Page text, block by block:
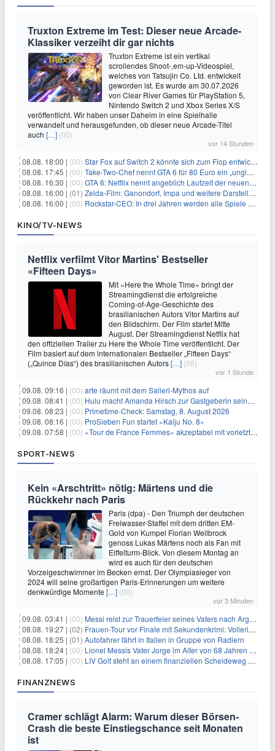
Truxton Extreme im Test: Dieser neue Arcade-
Klassiker verzeiht dir gar nichts
Truxton Extreme ist ein vertikal
scrollendes Shoot-‚em-up-Videospiel,
welches von Tatsujin Co. Ltd. entwickelt
geworden ist. Es wurde am 30.07.2026
von Clear River Games für PlayStation 5,
Nintendo Switch 2 und Xbox Series X/S
veröffentlicht. Wir haben unser Daheim in eine Spielhalle
verwandelt und herausgefunden, ob dieser neue Arcade-Titel
auch […] (00)
vor 14 Stunden
08.08. 18:00 | (00) Star Fox auf Switch 2 könnte sich zum Flop entwickeln
08.08. 17:45 | (00) Take-Two-Chef nennt GTA 6 für 80 Euro ein „unglaubliches Schnäppchen“
08.08. 16:30 | (00) GTA 6: Netflix nennt angeblich Laufzeit der neuen Gameplay-Präsentation
08.08. 16:00 | (01) Zelda-Film: Ganondorf, Impa und weitere Darsteller sollen feststehen
08.08. 16:00 | (00) Rockstar-CEO: In drei Jahren werden alle Spiele gestreamt
KINO/TV-NEWS
Netflix verfilmt Vitor Martins' Bestseller
«Fifteen Days»
Mit «Here the Whole Time» bringt der
Streamingdienst die erfolgreiche
Coming-of-Age-Geschichte des
brasilianischen Autors Vitor Martins auf
den Bildschirm. Der Film startet Mitte
August. Der Streamingdienst Netflix hat
den offiziellen Trailer zu Here the Whole Time veröffentlicht. Der
Film basiert auf dem internationalen Bestseller „Fifteen Days“
(„Quince Días“) des brasilianischen Autors[…] (00)
vor 1 Stunde
09.08. 09:16 | (00) arte räumt mit dem Salieri-Mythos auf
09.08. 08:41 | (00) Hulu macht Amanda Hirsch zur Gastgeberin seines Reality-Podcasts
09.08. 08:23 | (00) Primetime-Check: Samstag, 8. August 2026
09.08. 08:16 | (00) ProSieben Fun startet «Kaiju No. 8»
09.08. 07:58 | (00) «Tour de France Femmes» akzeptabel mit vorletzter Etappe
SPORT-NEWS
Kein «Arschtritt» nötig: Märtens und die
Rückkehr nach Paris
Paris (dpa) - Den Triumph der deutschen
Freiwasser-Staffel mit dem dritten EM-
Gold von Kumpel Florian Wellbrock
genoss Lukas Märtens noch als Fan mit
Eiffelturm-Blick. Von diesem Montag an
wird es auch für den deutschen
Vorzeigeschwimmer im Becken ernst. Der Olympiasieger von
2024 will seine großartigen Paris-Erinnerungen um weitere
denkwürdige Momente […] (00)
vor 3 Minuten
09.08. 03:41 | (00) Messi reist zur Trauerfeier seines Vaters nach Argentinien
08.08. 19:27 | (02) Frauen-Tour vor Finale mit Sekundenkrimi: Vollering in Gelb
08.08. 18:25 | (01) Autofahrer fährt in Italien in Gruppe von Radlern
08.08. 18:24 | (00) Lionel Messis Vater Jorge im Alter von 68 Jahren gestorben
08.08. 17:05 | (00) LIV Golf steht an einem finanziellen Scheideweg auf der Suche nach neuen Investitionen
FINANZNEWS
Cramer schlägt Alarm: Warum dieser Börsen-
Crash die beste Einstiegschance seit Monaten
ist